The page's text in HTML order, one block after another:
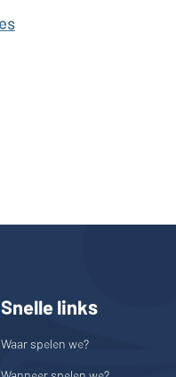
Snelle links
Waar spelen we?